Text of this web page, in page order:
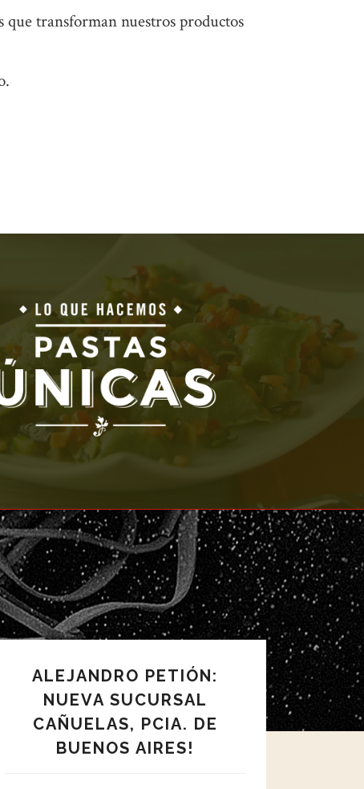
transforman nuestros productos
ALEJANDRO PETIÓN:
NUEVA SUCURSAL
CAÑUELAS, PCIA. DE
BUENOS AIRES!